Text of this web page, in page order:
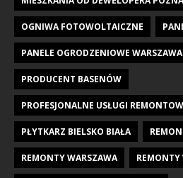
OGNIWA FOTOWOLTAICZNE
PANELE OGRODZENIOWE WARSZAWA
PRODUCENT BASENÓW
PROFESJONALNE USŁUGI
PŁYTKARZ BIELSKO BIAŁA
REMONTY WARSZAWA REMONTY